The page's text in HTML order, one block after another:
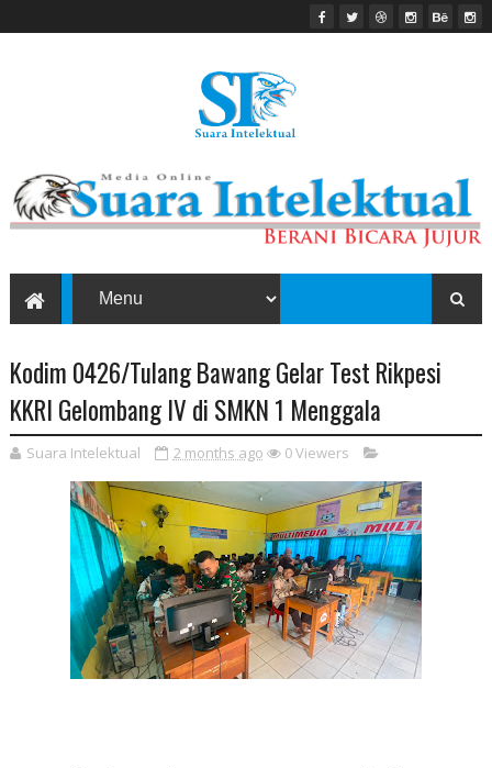
Kodim 0426/Tulang Bawang Gelar Test Rikpesi
KKRI Gelombang IV di SMKN 1 Menggala
Suara Intelektual 2 months ago 0Viewers